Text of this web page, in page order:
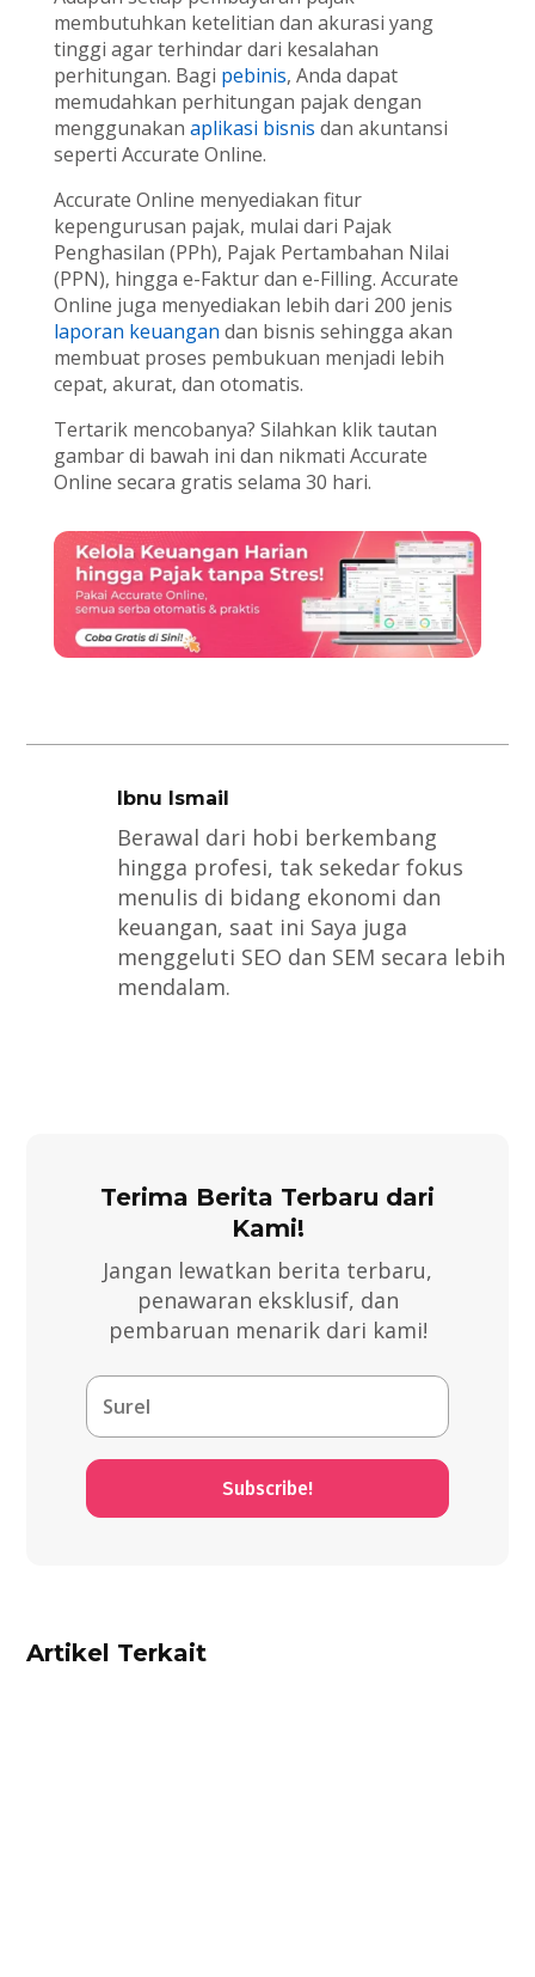
membutuhkan ketelitian dan akurasi yang
tinggi agar terhindar dari kesalahan
perhitungan. Bagi pebinis, Anda dapat
memudahkan perhitungan pajak dengan
menggunakan aplikasi bisnis dan akuntansi
seperti Accurate Online.
Accurate Online menyediakan fitur
kepengurusan pajak, mulai dari Pajak
Penghasilan (PPh), Pajak Pertambahan Nilai
(PPN), hingga e-Faktur dan e-Filling. Accurate
Online juga menyediakan lebih dari 200 jenis
laporan keuangan dan bisnis sehingga akan
membuat proses pembukuan menjadi lebih
cepat, akurat, dan otomatis.
Tertarik mencobanya? Silahkan klik tautan
gambar di bawah ini dan nikmati Accurate
Online secara gratis selama 30 hari.
Ibnu Ismail
Berawal dari hobi berkembang
hingga profesi, tak sekedar fokus
menulis di bidang ekonomi dan
keuangan, saat ini Saya juga
menggeluti SEO dan SEM secara lebih
mendalam.
Terima Berita Terbaru dari
Kami!
Jangan lewatkan berita terbaru,
penawaran eksklusif, dan
pembaruan menarik dari kami!
Subscribe!
Artikel Terkait